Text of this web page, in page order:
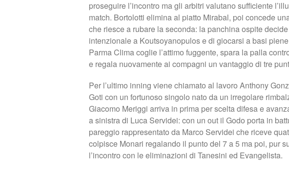
proseguire l’incontro ma gli arbitri valutano sufficiente
match. Bortolotti elimina al piatto Mirabal, poi concede
che riesce a rubare la seconda: la panchina ospite
intenzionale a Koutsoyanopulos e di giocarsi a basi
Parma Clima coglie l’attimo fuggente, spara la palla
e regala nuovamente ai compagni un vantaggio di tre
Per l’ultimo inning viene chiamato al lavoro Anthony
Goti con un fortunoso singolo nato da un irregolare
Giacomo Meriggi arriva in prima per scelta difesa e
a sinistra di Luca Servidei: con un out il Godo porta in
pareggio rappresentato da Marco Servidei che riceve
colpisce Monari regalando il punto del 7 a 5 ma poi, pur
l’incontro con le eliminazioni di Tanesini ed Evangelista.